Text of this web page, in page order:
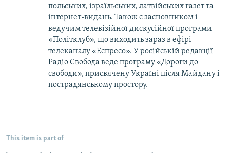
польських, ізраїльських, латвійських газет та
інтернет-видань. Також є засновником і
ведучим телевізійної дискусійної програми
«Політклуб», що виходить зараз в ефірі
телеканалу «Еспресо». У російській редакції
Радіо Свобода веде програму «Дороги до
свободи», присвячену Україні після Майдану і
пострадянському простору.
This item is part of